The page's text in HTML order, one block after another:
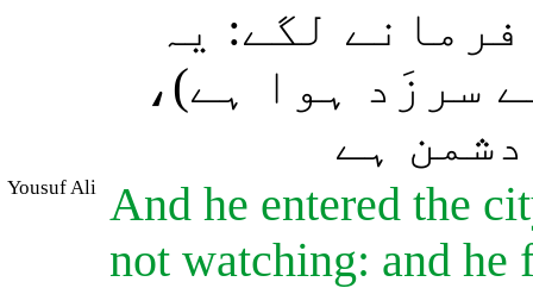
لگے: یہ
سرزَد ہوا ہے)،
ہے
Yousuf Ali And he entered the
not watching: and